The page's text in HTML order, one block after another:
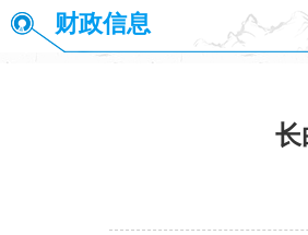
财政信息
长